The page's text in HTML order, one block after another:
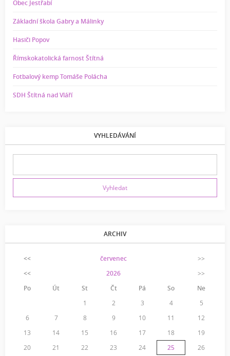
Obec Jestřabí
Základní škola Gabry a Málinky
Hasiči Popov
Římskokatolická farnost Štítná
Fotbalový kemp Tomáše Polácha
SDH Štítná nad Vláří
VYHLEDÁVÁNÍ
ARCHIV
<< červenec
>>
<<
2026
>>
Po
Út St Čt Pá So
Ne
1
2 3 4
5
6
7 8 9 10 11
12
13
14 15 16 17 18
19
20
21 22 23 24 25
26